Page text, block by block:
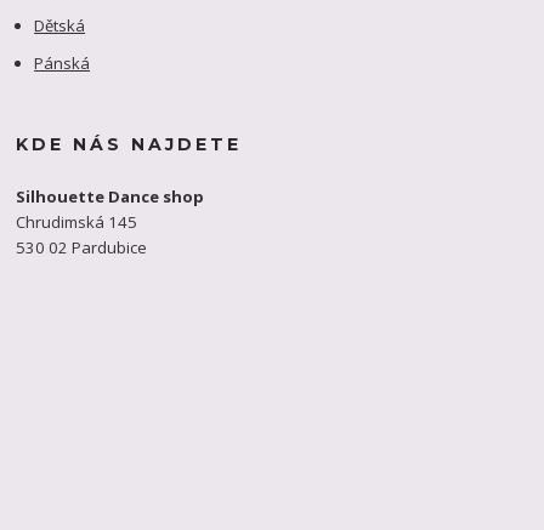
Dětská
Pánská
KDE NÁS NAJDETE
Silhouette Dance shop
Chrudimská 145
530 02 Pardubice